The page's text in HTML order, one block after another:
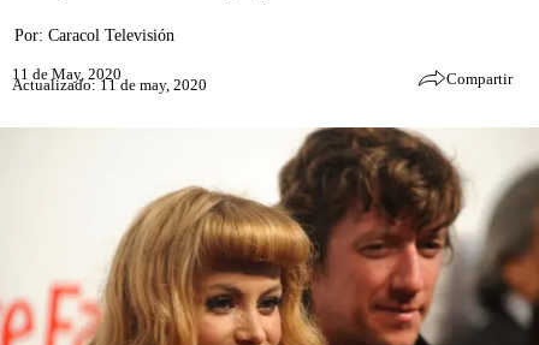
Por: Caracol Televisión
11 de May, 2020
Actualizado: 11 de may, 2020 Compartir